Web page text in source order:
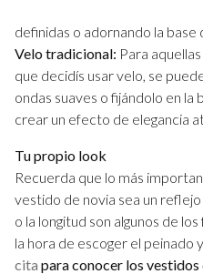
definidas o adornando la base
Velo tradicional: Para
que decidís usar velo, se
ondas suaves o fijándolo en la
crear un efecto de elegancia
Tu propio look
Recuerda que lo más
vestido de novia sea un
o la longitud son algunos de
la hora de escoger el peinado
cita para conocer los